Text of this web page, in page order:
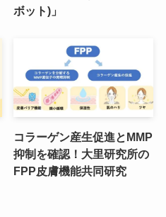
ボット)」
コラーゲン産生促進とMMP
抑制を確認！大里研究所の
FPP皮膚機能共同研究